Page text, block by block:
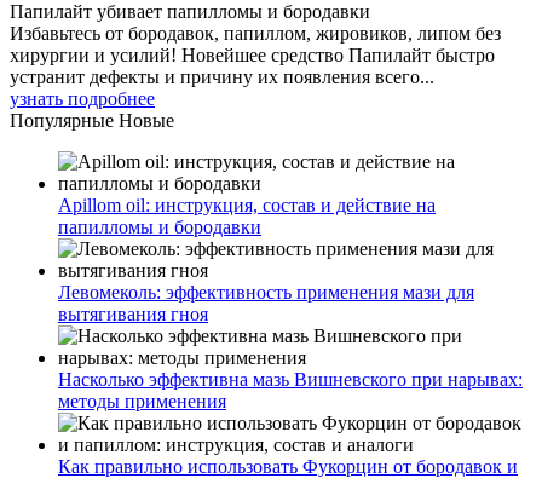
Папилайт убивает папилломы и бородавки
Избавьтесь от бородавок, папиллом, жировиков, липом без
хирургии и усилий! Новейшее средство Папилайт быстро
устранит дефекты и причину их появления всего...
узнать подробнее
Популярные Новые
Apillom oil: инструкция, состав и действие на
папилломы и бородавки
Левомеколь: эффективность применения мази для
вытягивания гноя
Насколько эффективна мазь Вишневского при нарывах:
методы применения
Как правильно использовать Фукорцин от бородавок и